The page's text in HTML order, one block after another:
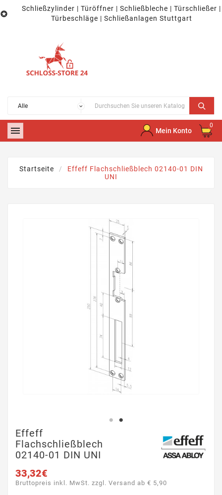

Schließzylinder | Türöffner | Schließbleche | Türschließer |
Türbeschläge | Schließanlagen Stuttgart
 Mein Konto
0
Startseite
Effeff Flachschließblech 02140-01 DIN
UNI
Effeff
Flachschließblech
02140-01 DIN UNI
33,32€
Bruttopreis inkl. MwSt. zzgl. Versand ab € 5,90